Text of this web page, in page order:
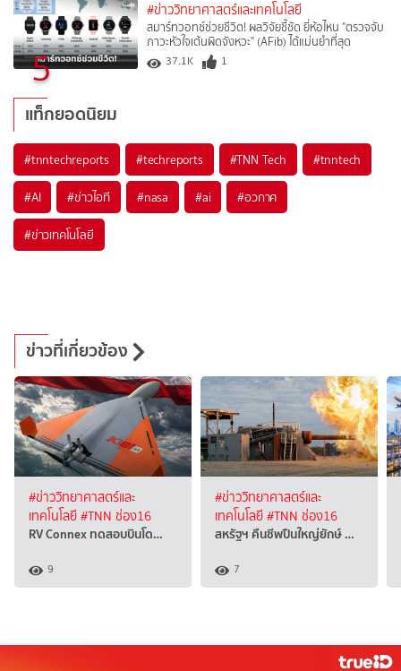
5
#ข่าววิทยาศาสตร์และเทคโนโลยี
สมาร์ทวอทช์ช่วยชีวิต! ผลวิจัยชี้ชัด ยี่ห้อไหน "ตรวจจับ
ภาวะหัวใจเต้นผิดจังหวะ" (AFib) ได้แม่นยำที่สุด
37.1K 1
แท็กยอดนิยม
#tnntechreports #techreports #TNN Tech #tnntech
#AI #ข่าวไอที #nasa #ai #อวกาศ
#ข่าวเทคโนโลยี
ข่าวที่เกี่ยวข้อง
#ข่าววิทยาศาสตร์และ
เทคโนโลยี#TNN ช่อง16
RV Connex ทดสอบบินโด…
9
#ข่าววิทยาศาสตร์และ
เทคโนโลยี#TNN ช่อง16
สหรัฐฯ คืนชีพปืนใหญ่ยักษ์ …
7